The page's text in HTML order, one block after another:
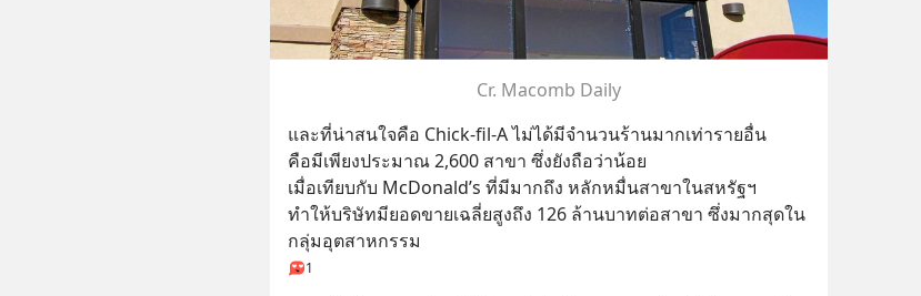
Cr. Macomb Daily
และที่น่าสนใจคือ Chick-fil-A ไม่ได้มีจำนวนร้านมากเท่ารายอื่น
คือมีเพียงประมาณ 2,600 สาขา ซึ่งยังถือว่าน้อย
เมื่อเทียบกับ McDonald’s ที่มีมากถึง หลักหมื่นสาขาในสหรัฐฯ
ทำให้บริษัทมียอดขายเฉลี่ยสูงถึง 126 ล้านบาทต่อสาขา ซึ่งมากสุดใน
กลุ่มอุตสาหกรรม
1